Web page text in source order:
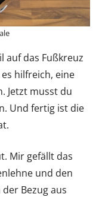
auf das Fußkreuz
hilfreich, eine
Jetzt musst du
Und fertig ist die
Mir gefällt das
und den
Bezug aus